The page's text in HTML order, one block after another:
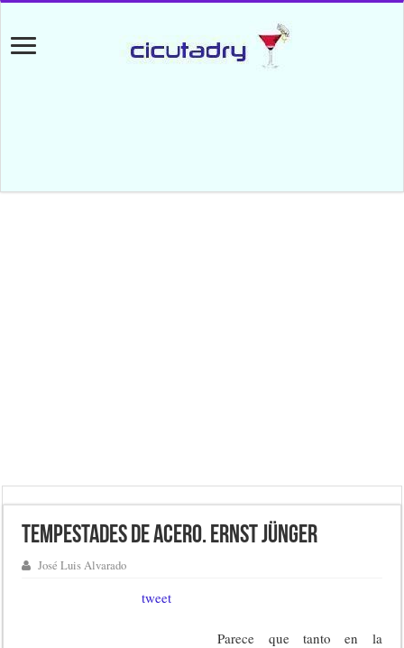
Tempestades de acero. Ernst Jünger
José Luis Alvarado
tweet
Parece que tanto en la